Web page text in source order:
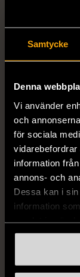
Samtycke
Denna
Vi använder
och
för sociala
vidarebefordrar
information
annons- och
Dessa kan i
information
Kostymbyxor
Gott skick
159 kr